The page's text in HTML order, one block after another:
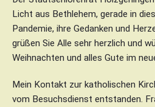
Licht aus Bethlehem, gerade in
Pandemie, ihre Gedanken und
grüßen Sie Alle sehr herzlich und
Weihnachten und alles Gute im
Mein Kontakt zur katholischen
vom Besuchsdienst entstanden.